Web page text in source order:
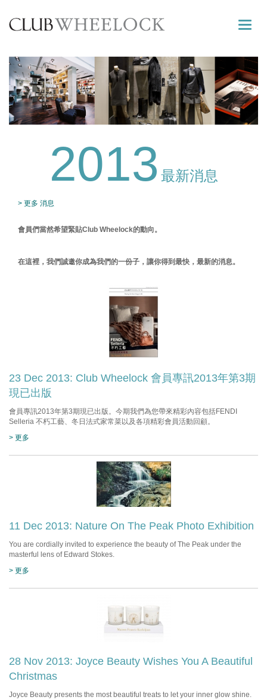
Toggle
2013 最新消息
> 更多 消息
會員們當然希望緊貼Club Wheelock的動向。
在這裡，我們誠邀你成為我們的一份子，讓你得到最快，最新的消息。
23 Dec 2013: Club Wheelock 會員專訊2013年第3期
現已出版
會員專訊2013年第3期現已出版。今期我們為您帶來精彩內容包括FENDI
Selleria 不朽工藝、冬日法式家常菜以及各項精彩會員活動回顧。
> 更多
11 Dec 2013: Nature On The Peak Photo Exhibition
You are cordially invited to experience the beauty of The Peak under the
masterful lens of Edward Stokes.
> 更多
28 Nov 2013: Joyce Beauty Wishes You A Beautiful
Christmas
Joyce Beauty presents the most beautiful treats to let your inner glow shine.